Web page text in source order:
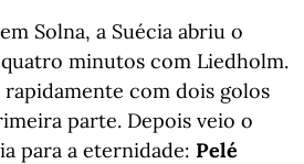
Solna, a Suécia abriu o
minutos com Liedholm.
com dois golos
parte. Depois veio o
para a eternidade: Pelé